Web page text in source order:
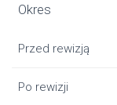
Okres
Przed rewizją
Po rewizji